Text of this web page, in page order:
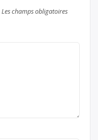
Les champs obligatoires